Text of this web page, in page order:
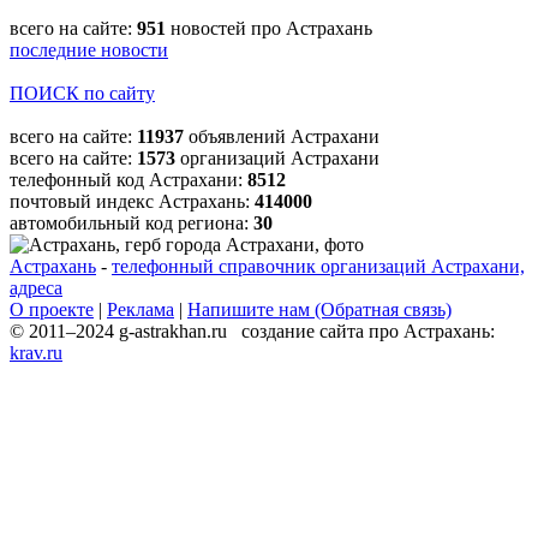
всего на сайте: 951 новостей про Астрахань
последние новости
ПОИСК по сайту
всего на сайте: 11937 объявлений Астрахани
всего на сайте: 1573 организаций Астрахани
телефонный код Астрахани: 8512
почтовый индекс Астрахань: 414000
автомобильный код региона: 30
Астрахань - телефонный справочник организаций Астрахани,
адреса
О проекте | Реклама | Напишите нам (Обратная связь)
© 2011–2024 g-astrakhan.ru создание сайта про Астрахань:
krav.ru